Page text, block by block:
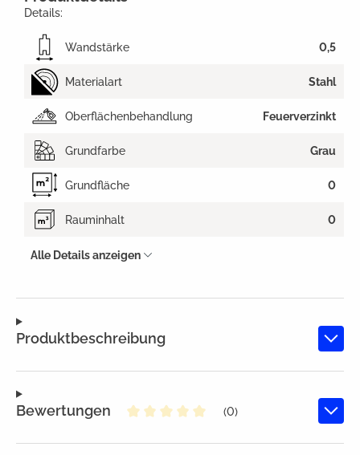
Produktbeschreibung
Bewertungen
(0)
Details:
Wandstärke 0,5
Materialart Stahl
Oberflächenbehandlung Feuerverzinkt
Grundfarbe Grau
Grundfläche 0
Rauminhalt 0
Alle Details anzeigen